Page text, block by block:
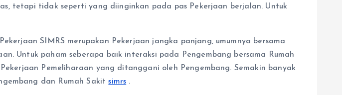
tetapi tidak seperti yang diinginkan pada pas Pekerjaan berjalan. Untuk
SIMRS merupakan Pekerjaan jangka panjang, umumnya bersama
Untuk paham seberapa baik interaksi pada Pengembang bersama Rumah
Pemeliharaan yang ditanggani oleh Pengembang. Semakin banyak
dan Rumah Sakitsimrs .